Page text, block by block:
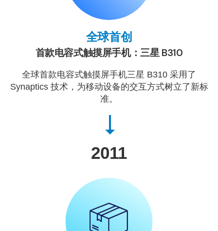
全球首创
首款电容式触摸屏手机：三星 B310
全球首款电容式触摸屏手机三星 B310 采用了
Synaptics 技术，为移动设备的交互方式树立了新标
准。
2011